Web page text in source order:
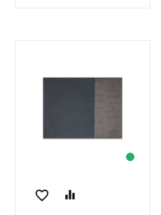
favorite_border equalizer